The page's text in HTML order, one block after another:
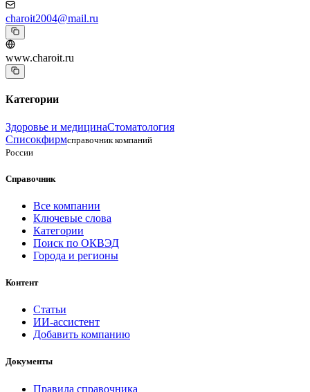
charoit2004@mail.ru
www.charoit.ru
Категории
Здоровье и медицинаСтоматология
Списокфирмсправочник компаний
России
Справочник
Все компании
Ключевые слова
Категории
Поиск по ОКВЭД
Города и регионы
Контент
Статьи
ИИ-ассистент
Добавить компанию
Документы
Правила справочника